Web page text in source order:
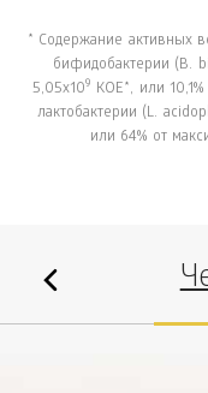
* Содержание активных
бифидобактерии (B.
5,05х109 КОЕ*, или
лактобактерии (L.
или 64% от